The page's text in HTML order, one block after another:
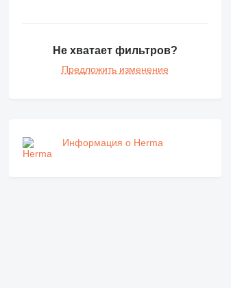
Не хватает фильтров?
Предложить изменение
Информация о Herma